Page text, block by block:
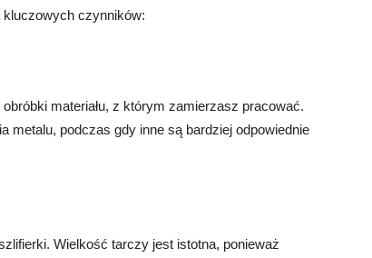
czynników:
materiału, z którym zamierzasz pracować.
metalu, podczas gdy inne są bardziej odpowiednie
Wielkość tarczy jest istotna, ponieważ